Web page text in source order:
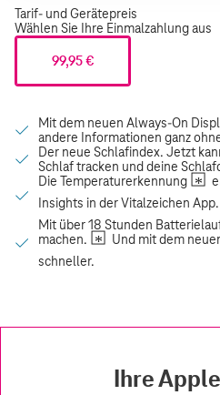
Tarif- und Gerätepreis
Wählen Sie Ihre Einmalzahlung aus
99,95 €